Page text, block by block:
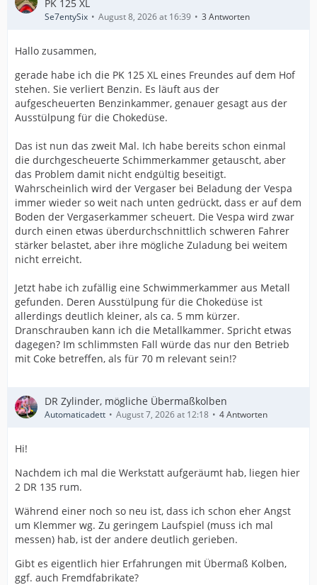
PK 125 XL
Se7entySix August 8, 2026 at 16:39 3 Antworten
Hallo zusammen,
gerade habe ich die PK 125 XL eines Freundes auf dem Hof
stehen. Sie verliert Benzin. Es läuft aus der
aufgescheuerten Benzinkammer, genauer gesagt aus der
Ausstülpung für die Chokedüse.
Das ist nun das zweit Mal. Ich habe bereits schon einmal
die durchgescheuerte Schimmerkammer getauscht, aber
das Problem damit nicht endgültig beseitigt.
Wahrscheinlich wird der Vergaser bei Beladung der Vespa
immer wieder so weit nach unten gedrückt, dass er auf dem
Boden der Vergaserkammer scheuert. Die Vespa wird zwar
durch einen etwas überdurchschnittlich schweren Fahrer
stärker belastet, aber ihre mögliche Zuladung bei weitem
nicht erreicht.
Jetzt habe ich zufällig eine Schwimmerkammer aus Metall
gefunden. Deren Ausstülpung für die Chokedüse ist
allerdings deutlich kleiner, als ca. 5 mm kürzer.
Dranschrauben kann ich die Metallkammer. Spricht etwas
dagegen? Im schlimmsten Fall würde das nur den Betrieb
mit Coke betreffen, als für 70 m relevant sein!?
DR Zylinder, mögliche Übermaßkolben
Automaticadett August 7, 2026 at 12:18 4 Antworten
Hi!
Nachdem ich mal die Werkstatt aufgeräumt hab, liegen hier
2 DR 135 rum.
Während einer noch so neu ist, dass ich schon eher Angst
um Klemmer wg. Zu geringem Laufspiel (muss ich mal
messen) hab, ist der andere deutlich gerieben.
Gibt es eigentlich hier Erfahrungen mit Übermaß Kolben,
ggf. auch Fremdfabrikate?